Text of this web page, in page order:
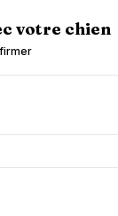
votre chien